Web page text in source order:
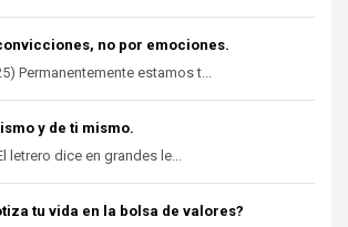
no por emociones.
Permanentemente estamos t...
y de ti mismo.
letrero dice en grandes le...
tu vida en la bolsa de valores?